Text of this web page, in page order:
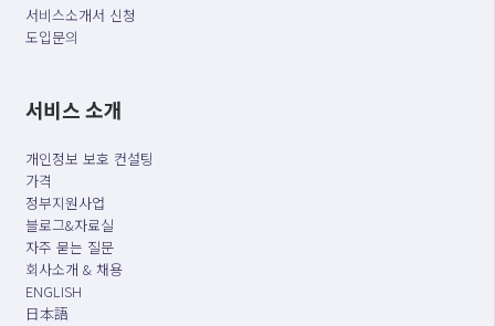
서비스소개서 신청
도입문의
서비스 소개
개인정보 보호 컨설팅
가격
정부지원사업
블로그&자료실
자주 묻는 질문
회사소개 & 채용
ENGLISH
日本語